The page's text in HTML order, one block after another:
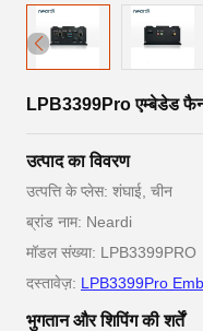
LPB3399Pro एम्बेडेड
उत्पाद का विवरण
उत्पत्ति के प्लेस: शंघाई, चीन
ब्रांड नाम: Neardi
मॉडल संख्या: LPB3399PRO
दस्तावेज़: LPB3399Pro
भुगतान और शिपिंग की शर्तें